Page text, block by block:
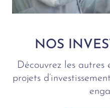
NOS
Découvrez les autres
projets